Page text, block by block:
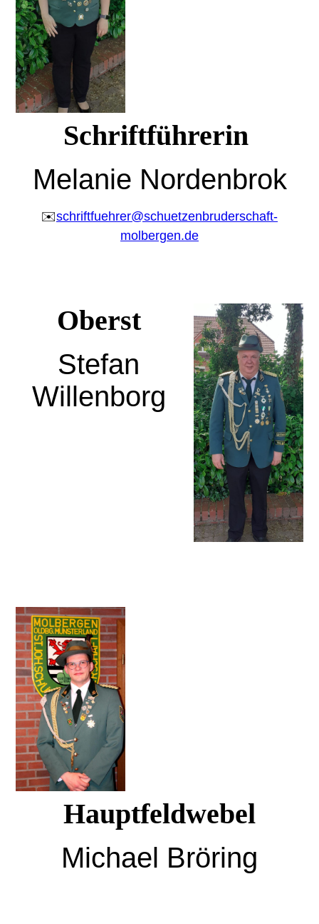
Schriftführerin
Melanie Nordenbrok
✉️schriftfuehrer@schuetzenbruderschaft-
molbergen.de
Oberst
Stefan
Willenborg
Hauptfeldwebel
Michael Bröring